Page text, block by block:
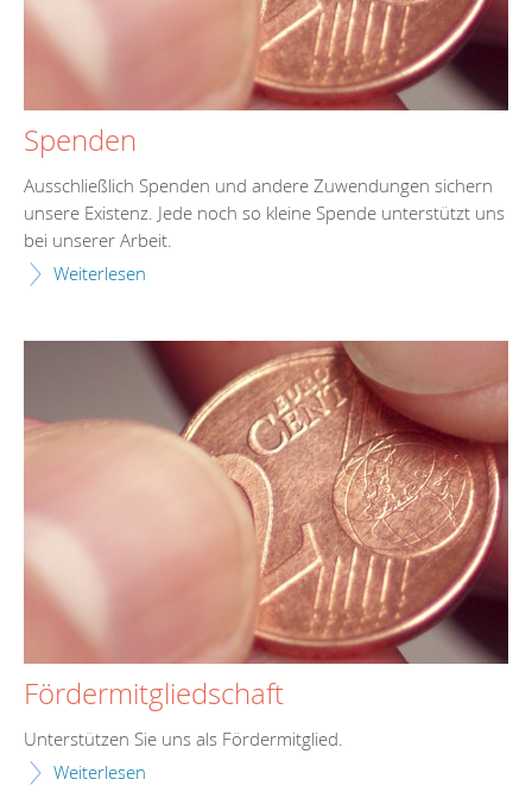
Spenden
Ausschließlich Spenden und andere Zuwendungen sichern
unsere Existenz. Jede noch so kleine Spende unterstützt uns
bei unserer Arbeit.
Weiterlesen
Fördermitgliedschaft
Unterstützen Sie uns als Fördermitglied.
Weiterlesen